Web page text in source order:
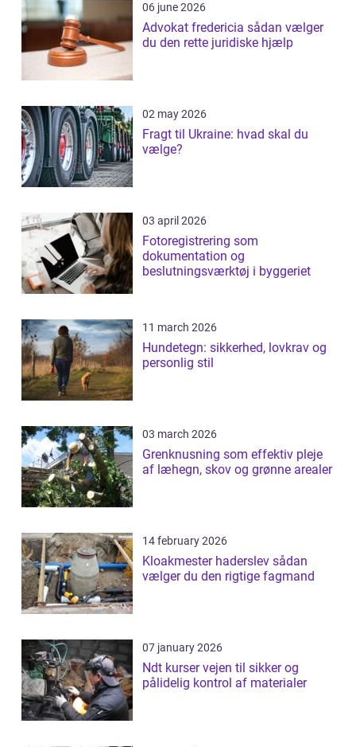
06 june 2026
Advokat fredericia sådan vælger
du den rette juridiske hjælp
02 may 2026
Fragt til Ukraine: hvad skal du
vælge?
03 april 2026
Fotoregistrering som
dokumentation og
beslutningsværktøj i byggeriet
11 march 2026
Hundetegn: sikkerhed, lovkrav og
personlig stil
03 march 2026
Grenknusning som effektiv pleje
af læhegn, skov og grønne arealer
14 february 2026
Kloakmester haderslev sådan
vælger du den rigtige fagmand
07 january 2026
Ndt kurser vejen til sikker og
pålidelig kontrol af materialer